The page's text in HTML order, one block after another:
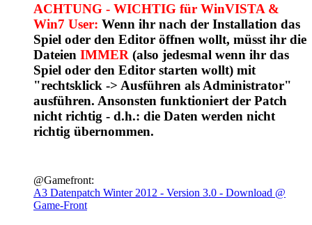
ACHTUNG - WICHTIG für WinVISTA &
Win7 User: Wenn ihr nach der Installation das
Spiel oder den Editor öffnen wollt, müsst ihr die
Dateien IMMER (also jedesmal wenn ihr das
Spiel oder den Editor starten wollt) mit
"rechtsklick -> Ausführen als Administrator"
ausführen. Ansonsten funktioniert der Patch
nicht richtig - d.h.: die Daten werden nicht
richtig übernommen.
@Gamefront:
A3 Datenpatch Winter 2012 - Version 3.0 - Download @
Game-Front